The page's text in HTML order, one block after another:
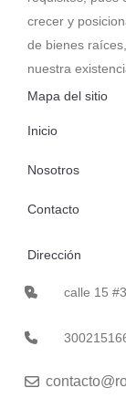
crecer y
de bienes
nuestra
Mapa del sitio
Inicio
Nosotros
Contacto
Dirección
calle 15